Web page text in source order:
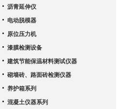
沥青延伸仪
电动脱模器
原位压力机
漆膜检测设备
建筑节能保温材料测试仪器
砌墙砖、路面砖检测仪器
养护箱系列
混凝土仪器系列